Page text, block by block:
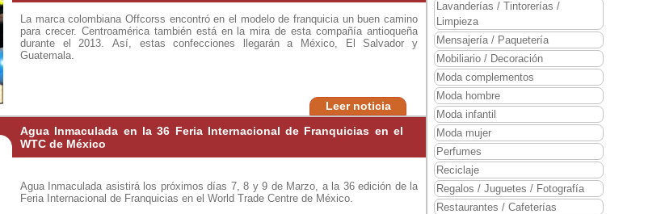
La marca colombiana Offcorss encontró en el modelo de franquicia un buen camino
para crecer. Centroamérica también está en la mira de esta compañía antioqueña
durante el 2013. Así, estas confecciones llegarán a México, El Salvador y
Guatemala.
Leer noticia
Agua Inmaculada en la 36 Feria Internacional de Franquicias en el
WTC de México
Agua Inmaculada asistirá los próximos días 7, 8 y 9 de Marzo, a la 36 edición de la
Feria Internacional de Franquicias en el World Trade Centre de México.
Lavanderías / Tintorerías /
Limpieza
Mensajería / Paquetería
Mobiliario / Decoración
Moda complementos
Moda hombre
Moda infantil
Moda mujer
Perfumes
Reciclaje
Regalos / Juguetes / Fotografía
Restaurantes / Cafeterías